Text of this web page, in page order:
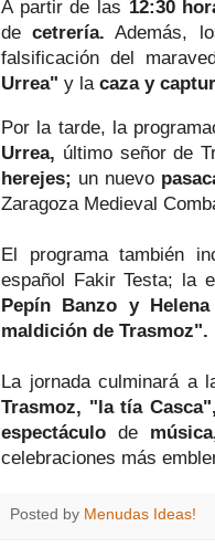
A partir de las 12:30
decetrería. Además,
falsificación del
Urrea" y la caza y
Por la tarde, la
Urrea, último señor de
herejes; un nuevo
Zaragoza Medieval
El programa también
español Fakir Testa; la
Pepín Banzo y Helena
maldición de Trasmoz".
La jornada culminará a
Trasmoz, "la tía Casca",
espectáculode
celebraciones más
Posted by Menudas Ideas!